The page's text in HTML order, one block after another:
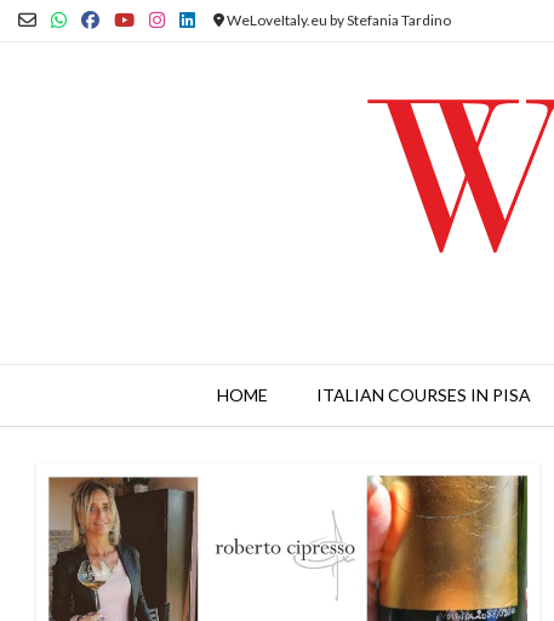
Skip
WeLoveItaly.eu by Stefania Tardino
HOME ITALIAN COURSES IN PISA